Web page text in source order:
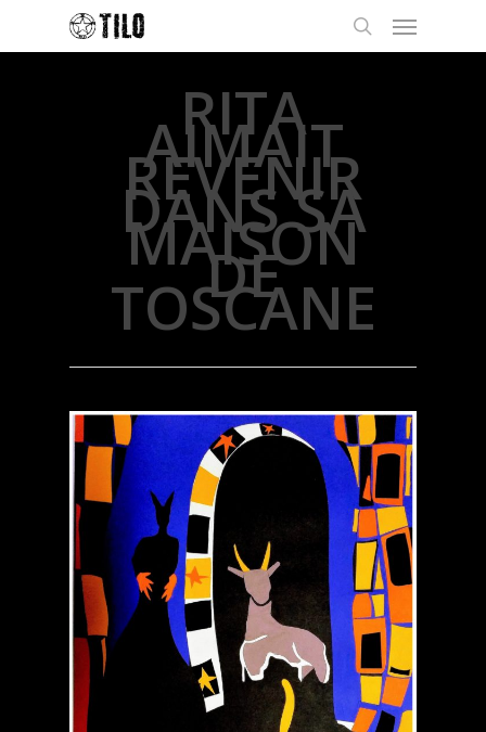
RITA
AIMAIT
REVENIR
DANS SA
MAISON
DE
TOSCANE